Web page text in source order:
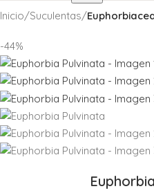
Inicio Suculentas
-44%